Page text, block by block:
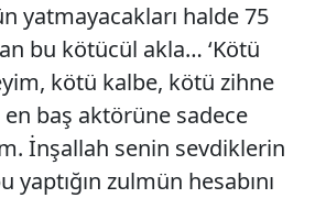
yatmayacakları halde 75
bu kötücül akla… ‘Kötü
kötü kalbe, kötü zihne
baş aktörüne sadece
İnşallah senin sevdiklerin
yaptığın zulmün hesabını